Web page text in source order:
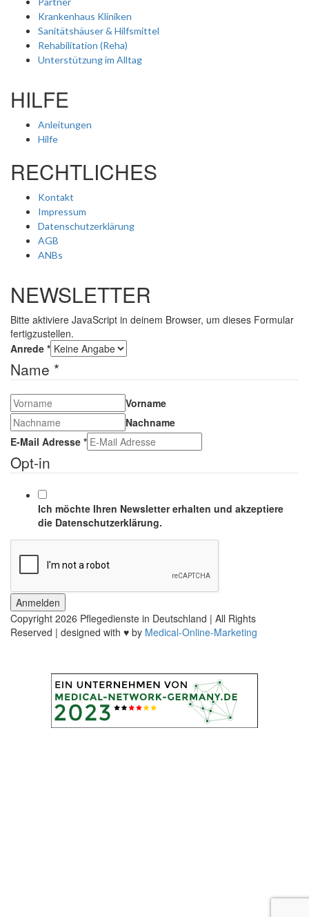
Krankenhaus Kliniken
Sanitätshäuser & Hilfsmittel
Rehabilitation (Reha)
Unterstützung im Alltag
HILFE
Anleitungen
Hilfe
RECHTLICHES
Kontakt
Impressum
Datenschutzerklärung
AGB
ANBs
NEWSLETTER
Bitte aktiviere JavaScript in deinem Browser, um dieses Formular
fertigzustellen.
Anrede *
Name *
Vorname
Nachname
E-Mail Adresse *
Opt-in
Ich möchte Ihren Newsletter erhalten und akzeptiere
die Datenschutzerklärung.
Anmelden
Copyright 2026 Pflegedienste in Deutschland | All Rights
Reserved | designed with ♥ by Medical-Online-Marketing